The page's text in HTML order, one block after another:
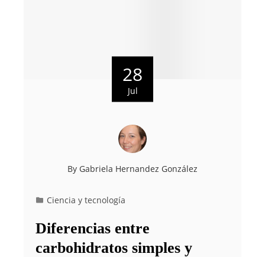
28
Jul
By Gabriela Hernandez González
Ciencia y tecnología
Diferencias entre
carbohidratos simples y